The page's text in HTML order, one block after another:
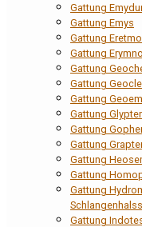
Gattung
Gattung Emys
Gattung
Gattung
Gattung
Gattung
Gattung
Gattung
Gattung
Gattung
Gattung
Gattung
Gattung
Gattung